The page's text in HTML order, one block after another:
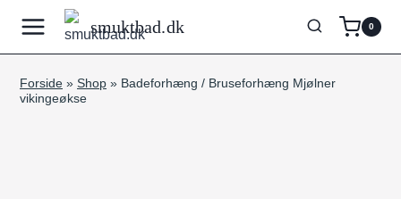
indhold
smuktbad.dk 0
Forside » Shop » Badeforhæng / Bruseforhæng Mjølner
vikingeøkse